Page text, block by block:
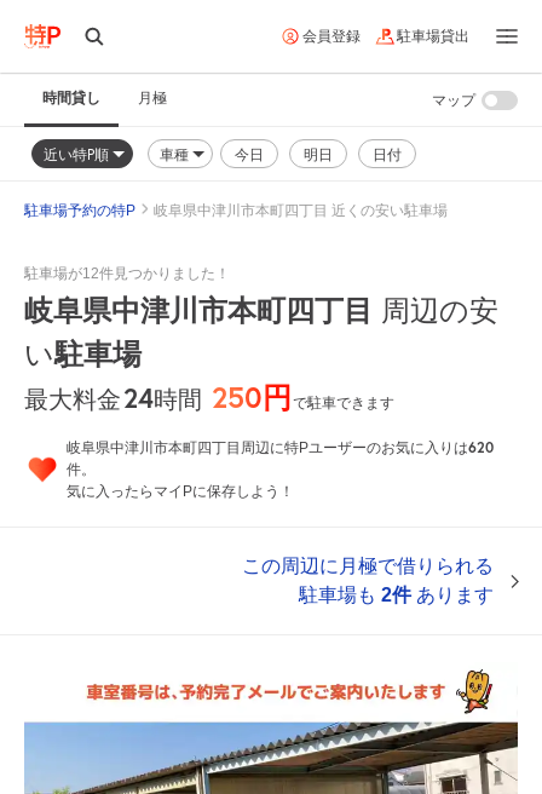
会員登録 駐車場貸出
時間貸し 月極
近い特P順 車種 今日 明日 日付
マップ
駐車場予約の特P 岐阜県中津川市本町四丁目 近くの安い駐車場
駐車場が12件見つかりました！
岐阜県中津川市本町四丁目 周辺の安
い駐車場
最大料金24時間 250円で駐車できます
岐阜県中津川市本町四丁目周辺に特Pユーザーのお気に入りは620
件。
気に入ったらマイPに保存しよう！
この周辺に月極で借りられる
駐車場も 2件あります